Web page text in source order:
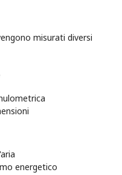
misurati diversi
energetico